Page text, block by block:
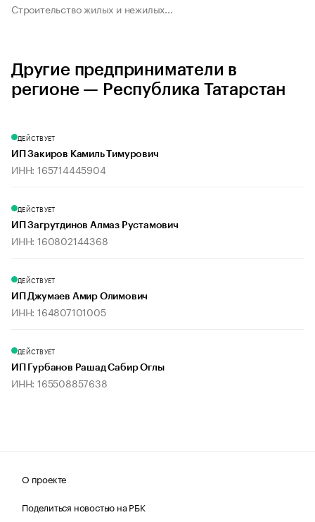
Строительство жилых и нежилых...
Другие предприниматели в
регионе — Республика Татарстан
ДЕЙСТВУЕТ
ИП Закиров Камиль Тимурович
ИНН: 165714445904
ДЕЙСТВУЕТ
ИП Загрутдинов Алмаз Рустамович
ИНН: 160802144368
ДЕЙСТВУЕТ
ИП Джумаев Амир Олимович
ИНН: 164807101005
ДЕЙСТВУЕТ
ИП Гурбанов Рашад Сабир Оглы
ИНН: 165508857638
О проекте
Поделиться новостью на РБК